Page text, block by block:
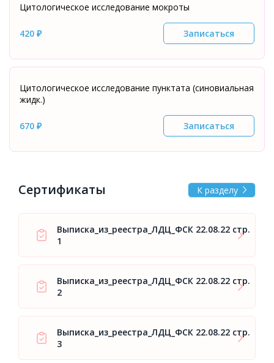
Цитологическое исследование мокроты
420 ₽ Записаться
Цитологическое исследование пунктата (синовиальная
жидк.)
670 ₽ Записаться
Сертификаты К разделу
Выписка_из_реестра_ЛДЦ_ФСК 22.08.22 стр.
1
Выписка_из_реестра_ЛДЦ_ФСК 22.08.22 стр.
2
Выписка_из_реестра_ЛДЦ_ФСК 22.08.22 стр.
3